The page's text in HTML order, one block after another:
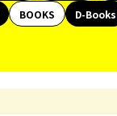
BOOKS
D-Books